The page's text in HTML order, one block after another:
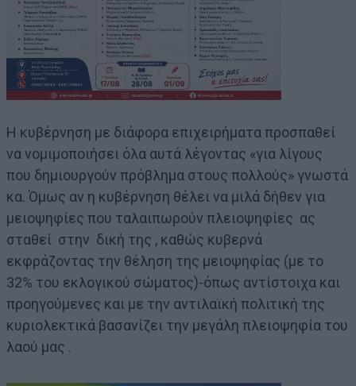
Η κυβέρνηση με διάφορα επιχειρήματα προσπαθεί
να νομιμοποιήσει όλα αυτά λέγοντας «για λίγους
που δημιουργούν πρόβλημα στους πολλούς» γνωστά
κα. Όμως αν η κυβέρνηση θέλει να μιλά δήθεν για
μειοψηφίες που ταλαιπωρούν πλειοψηφίες ας
σταθεί στην δική της , καθώς κυβερνά
εκφράζοντας την θέληση της μειοψηφίας (με το
32% του εκλογικού σώματος)-όπως αντίστοιχα και
προηγούμενες και με την αντιλαϊκή πολιτική της
κυριολεκτικά βασανίζει την μεγάλη πλειοψηφία του
λαού μας .